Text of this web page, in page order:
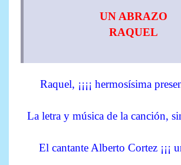
UN ABRAZO
RAQUEL
Raquel, ¡¡¡¡ hermosísima
La letra y música de la canción,
El cantante Alberto Cortez